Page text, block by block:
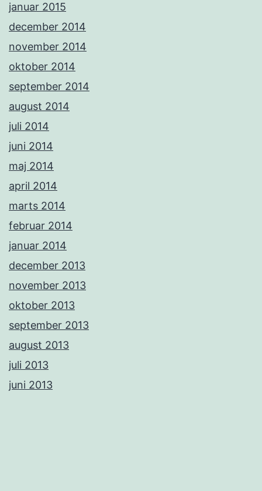
januar 2015
december 2014
november 2014
oktober 2014
september 2014
august 2014
juli 2014
juni 2014
maj 2014
april 2014
marts 2014
februar 2014
januar 2014
december 2013
november 2013
oktober 2013
september 2013
august 2013
juli 2013
juni 2013